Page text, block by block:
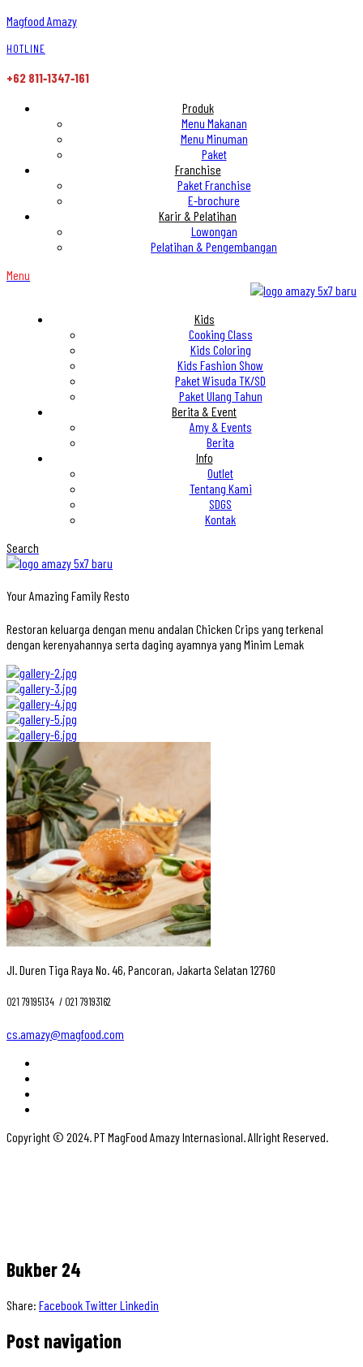
Magfood Amazy
HOTLINE
+62 811‑1347‑161
Produk
Menu Makanan
Menu Minuman
Paket
Franchise
Paket Franchise
E-brochure
Karir & Pelatihan
Lowongan
Pelatihan & Pengembangan
Menu
Kids
Cooking Class
Kids Coloring
Kids Fashion Show
Paket Wisuda TK/SD
Paket Ulang Tahun
Berita & Event
Amy & Events
Berita
Info
Outlet
Tentang Kami
SDGS
Kontak
Search
Your Amazing Family Resto
Restoran keluarga dengan menu andalan Chicken Crips yang terkenal
dengan kerenyahannya serta daging ayamnya yang Minim Lemak
Jl. Duren Tiga Raya No. 46, Pancoran, Jakarta Selatan 12760
021 79195134 ‎ / 021 79193162
cs.amazy@magfood.com
Copyright © 2024. PT MagFood Amazy Internasional. Allright Reserved.
Bukber 24
Share: FacebookTwitterLinkedin
Post navigation